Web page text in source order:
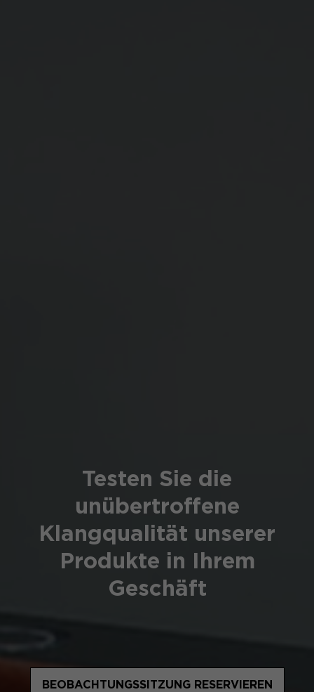
Testen Sie die
unübertroffene
Klangqualität unserer
Produkte in Ihrem
Geschäft
BEOBACHTUNGSSITZUNG RESERVIEREN